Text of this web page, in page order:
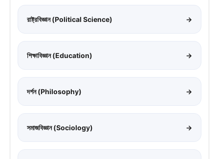
রাষ্ট্রবিজ্ঞান (Political Science) →
শিক্ষাবিজ্ঞান (Education) →
দর্শন (Philosophy) →
সমাজবিজ্ঞান (Sociology) →